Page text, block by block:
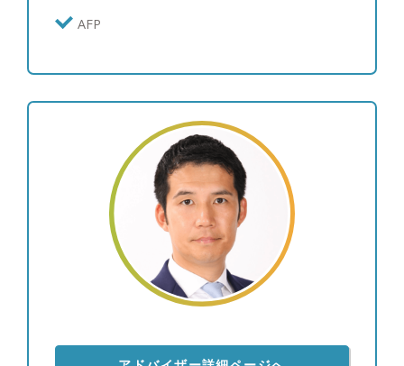
AFP